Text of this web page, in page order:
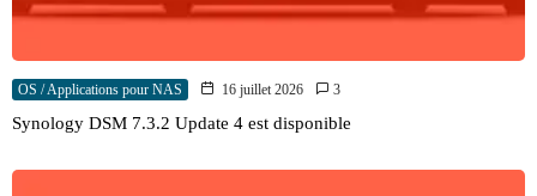
OS / Applications pour NAS 16 juillet 2026 3
Synology DSM 7.3.2 Update 4 est disponible